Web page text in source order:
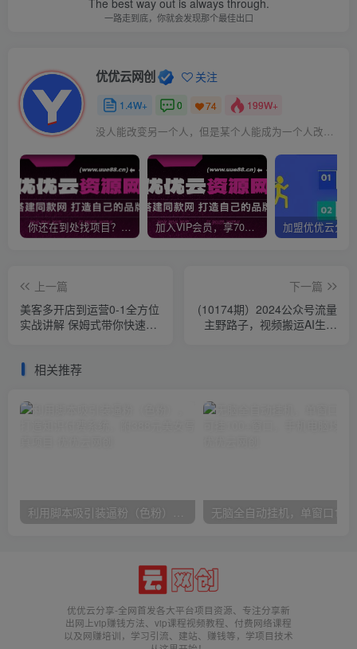
The best way out is always through.
一路走到底，你就会发现那个最佳出口
优优云网创 关注
1.4W+ 0 74 199W+
没人能改变另一个人，但是某个人能成为一个人改变的原因
你还在到处找项目？还在当韭菜？我靠网创资源站一个月收入5万+，曾经我也是个失败者。 加入VIP会员，享70%的推广提成，免费学习多种网上创业课程，菜鸟秒变大神！
上一篇
美客多开店到运营0-1全方位
实战讲解 保姆式带你快速入
下一篇
(10174期）2024公众号流量
主野路子，视频搬运AI生成
相关推荐
优优云分享-全网首发各大平台项目资源、专注分享新
出网上vip赚钱方法、vip课程视频教程、付费网络课程
以及网赚培训，学习引流、建站、赚钱等，学项目技术